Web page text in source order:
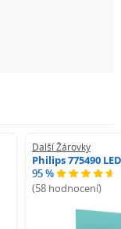
Další Žárovky
Philips 775490
95 %
(58 hodnocení)